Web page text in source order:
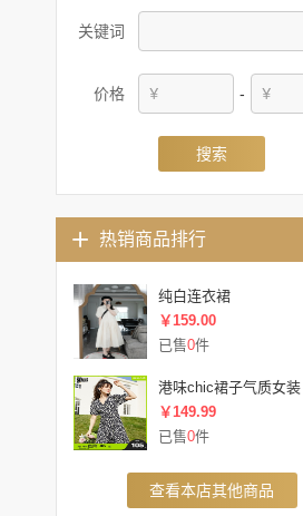
关键词
价格 -
搜索
热销商品排行
纯白连衣裙
￥159.00
已售0件
港味chic裙子气质女装
￥149.99
已售0件
查看本店其他商品